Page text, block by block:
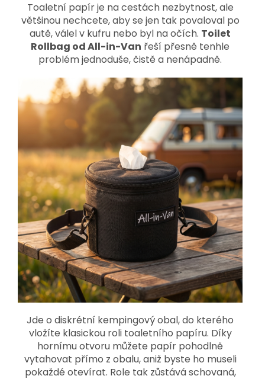
Toaletní papír je na cestách nezbytnost, ale
většinou nechcete, aby se jen tak povaloval po
autě, válel v kufru nebo byl na očích. Toilet
Rollbag od All-in-Van řeší přesně tenhle
problém jednoduše, čistě a nenápadně.
Jde o diskrétní kempingový obal, do kterého
vložíte klasickou roli toaletního papíru. Díky
hornímu otvoru můžete papír pohodlně
vytahovat přímo z obalu, aniž byste ho museli
pokaždé otevírat. Role tak zůstává schovaná,